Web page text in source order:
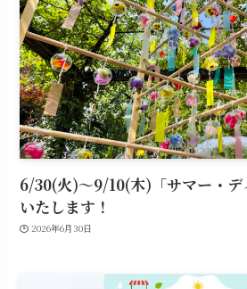
6/30(火)～9/10(木)「サマー・デ
いたします！
2026年6月30日